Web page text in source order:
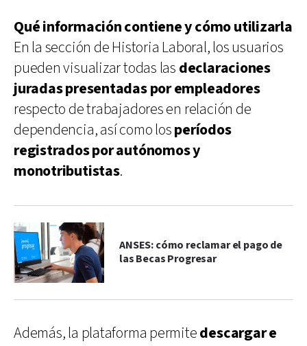
Qué información contiene y cómo utilizarla
En la sección de Historia Laboral, los usuarios
pueden visualizar todas las declaraciones
juradas presentadas por empleadores
respecto de trabajadores en relación de
dependencia, así como losperíodos
registrados por autónomos y
monotributistas.
ANSES: cómo reclamar el pago de
las Becas Progresar
Además, la plataforma permitedescargar e